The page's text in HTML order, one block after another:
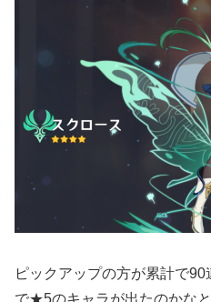
ピックアップの方が累計で